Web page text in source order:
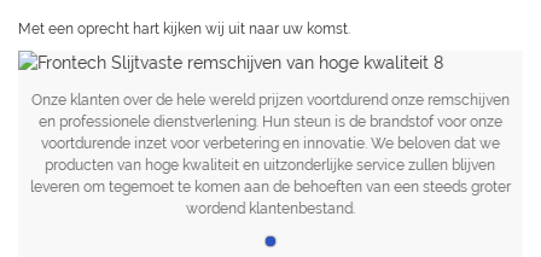
Met een oprecht hart kijken wij uit naar uw komst.
Onze klanten over de hele wereld prijzen voortdurend onze remschijven
en professionele dienstverlening. Hun steun is de brandstof voor onze
voortdurende inzet voor verbetering en innovatie. We beloven dat we
producten van hoge kwaliteit en uitzonderlijke service zullen blijven
leveren om tegemoet te komen aan de behoeften van een steeds groter
wordend klantenbestand.